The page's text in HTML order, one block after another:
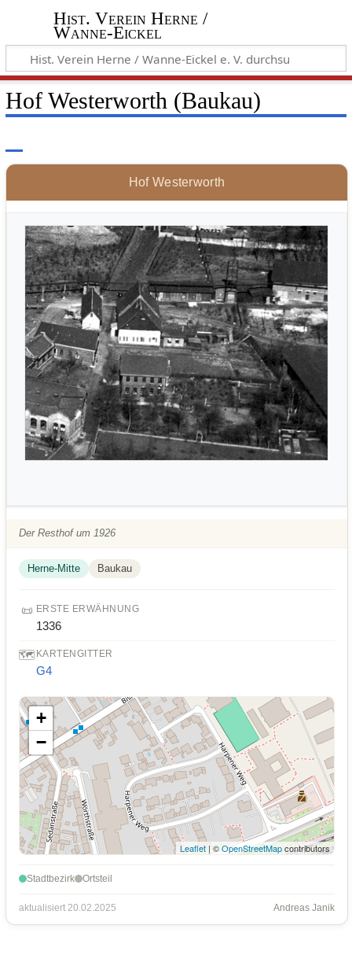
Hist. Verein Herne /
Wanne-Eickel
Hof Westerworth (Baukau)
Hof Westerworth
Der Resthof um 1926
Herne-Mitte Baukau
📜 ERSTE ERWÄHNUNG
1336
🗺️ KARTENGITTER
G4
+
−
Leaflet | ©OpenStreetMapcontributors
Stadtbezirk Ortsteil
aktualisiert 20.02.2025 Andreas Janik